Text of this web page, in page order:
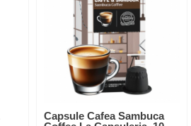
Capsule Cafea Sambuca